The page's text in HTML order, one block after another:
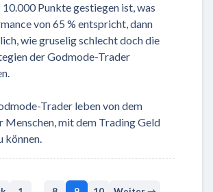
Punkte gestiegen ist, was
von 65 % entspricht, dann
wie gruselig schlecht doch die
der Godmode-Trader
Trader leben von dem
Menschen, mit dem Trading Geld
können.